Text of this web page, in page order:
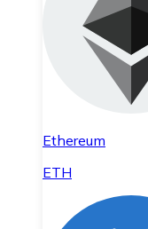
Ethereum
ETH